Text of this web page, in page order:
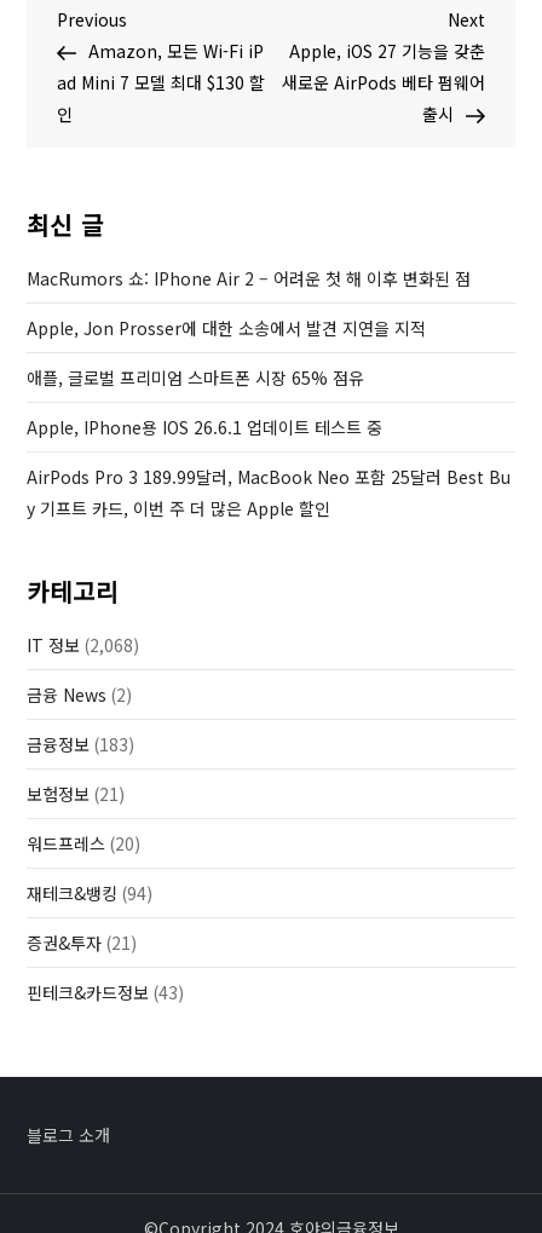
글
탐
P
r
e
v
s
P
o
s
Previous
Amazon, 모든 Wi-Fi iP
ad Mini 7 모델 최대 $130 할
인
N
e
x
t
Next
Apple, iOS 27 기능을 갖춘
새로운 AirPods 베타 펌웨어
출시
최신 글
MacRumors 쇼: IPhone Air 2 – 어려운 첫 해 이후 변화된 점
Apple, Jon Prosser에 대한 소송에서 발견 지연을 지적
애플, 글로벌 프리미엄 스마트폰 시장 65% 점유
Apple, IPhone용 IOS 26.6.1 업데이트 테스트 중
AirPods Pro 3 189.99달러, MacBook Neo 포함 25달러 Best Bu
Y 기프트 카드, 이번 주 더 많은 Apple 할인
카테고리
IT 정보 (2,068)
금융 News (2)
금융정보 (183)
보험정보 (21)
워드프레스 (20)
재테크&뱅킹 (94)
증권&투자 (21)
핀테크&카드정보 (43)
블로그 소개
©Copyright 2024 호야의금융정보